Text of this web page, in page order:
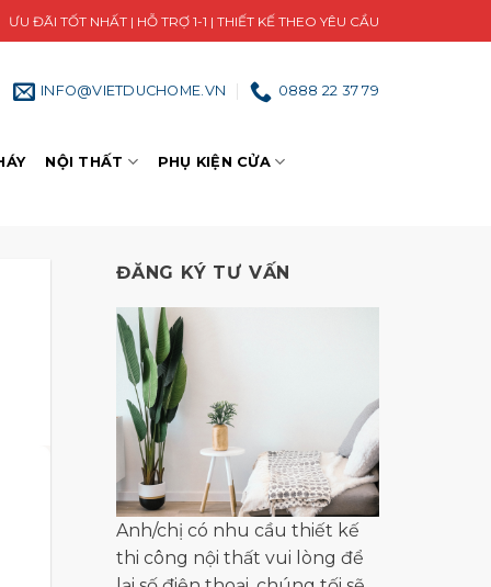
ƯU ĐÃI TỐT NHẤT | HỖ TRỢ 1-1 | THIẾT KẾ THEO YÊU CẦU
INFO@VIETDUCHOME.VN 0888 22 37 79
NỘI THẤT PHỤ KIỆN CỬA
ĐĂNG KÝ TƯ VẤN
Anh/chị có nhu cầu thiết kế
thi công nội thất vui lòng để